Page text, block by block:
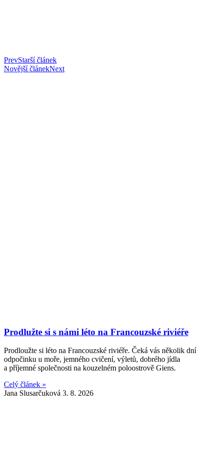
PrevStarší článek
Novější článekNext
Prodlužte si s námi léto na Francouzské riviéře
Prodloužte si léto na Francouzské riviéře. Čeká vás několik dní
odpočinku u moře, jemného cvičení, výletů, dobrého jídla
a příjemné společnosti na kouzelném poloostrově Giens.
Celý článek »
Jana Slusarčuková 3. 8. 2026